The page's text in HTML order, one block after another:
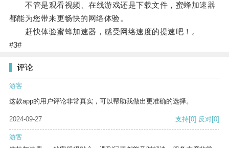
不管是观看视频、在线游戏还是下载文件，蜜蜂加速器
都能为您带来更畅快的网络体验。
赶快体验蜜蜂加速器，感受网络速度的提速吧！。
#3#
评论
游客
这款app的用户评论非常真实，可以帮助我做出更准确的选择。
2024-09-27 支持[0] 反对[0]
游客